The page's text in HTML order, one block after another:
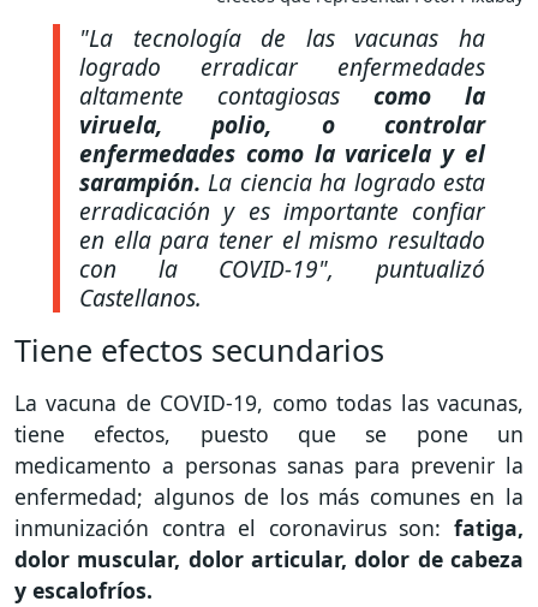
"La tecnología de las vacunas ha
logrado erradicar enfermedades
altamente contagiosas como la
viruela, polio, o controlar
enfermedades como la varicela y el
sarampión.La ciencia ha logrado esta
erradicación y es importante confiar
en ella para tener el mismo resultado
con la COVID-19", puntualizó
Castellanos.
Tiene efectos secundarios
La vacuna de COVID-19, como todas las vacunas,
tiene efectos, puesto que se pone un
medicamento a personas sanas para prevenir la
enfermedad; algunos de los más comunes en la
inmunización contra el coronavirus son: fatiga,
dolor muscular, dolor articular, dolor de cabeza
y escalofríos.